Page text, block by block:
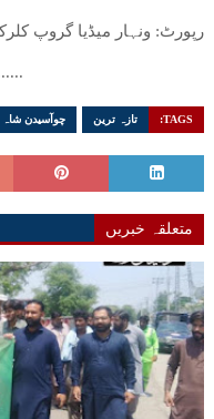
رپورٹ: ونہار میڈیا گروپ
TAGS: تازہ ترین چوآسیدن شاہ
متعلقہ خبریں